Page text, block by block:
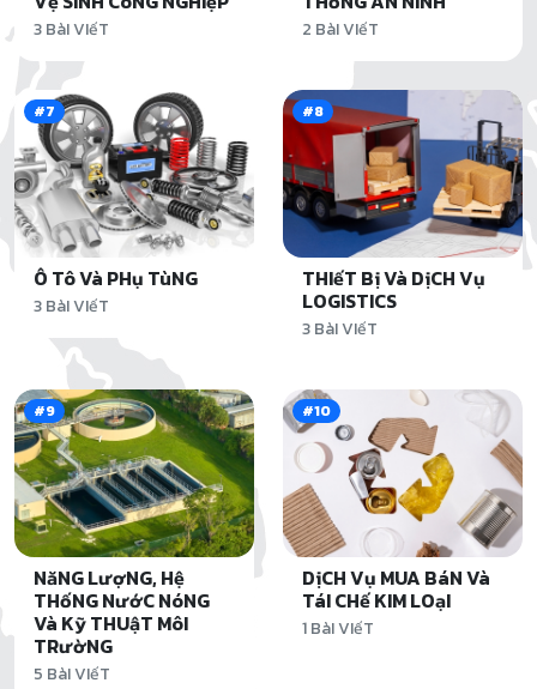
3 BàI VIếT 2 BàI VIếT
#7
Ô Tô Và PHụ TùNG
3 BàI VIếT
#8
THIếT Bị Và DịCH Vụ
LOGISTICS
3 BàI VIếT
#9
NăNG LượNG, Hệ
THốNG NướC NóNG
Và Kỹ THUậT MôI
TRườNG
5 BàI VIếT
#10
DịCH Vụ MUA BáN Và
TáI CHế KIM LOạI
1 BàI VIếT